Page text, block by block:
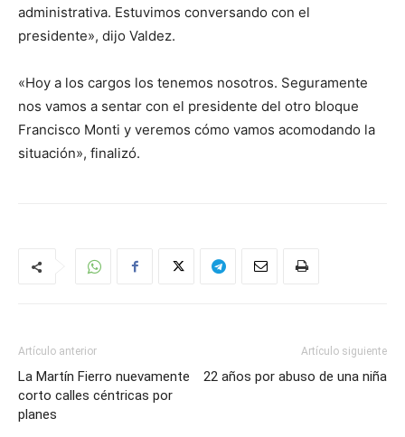
administrativa. Estuvimos conversando con el
presidente», dijo Valdez.
«Hoy a los cargos los tenemos nosotros. Seguramente
nos vamos a sentar con el presidente del otro bloque
Francisco Monti y veremos cómo vamos acomodando la
situación», finalizó.
Artículo anterior
La Martín Fierro nuevamente
corto calles céntricas por
planes
Artículo siguiente
22 años por abuso de una niña